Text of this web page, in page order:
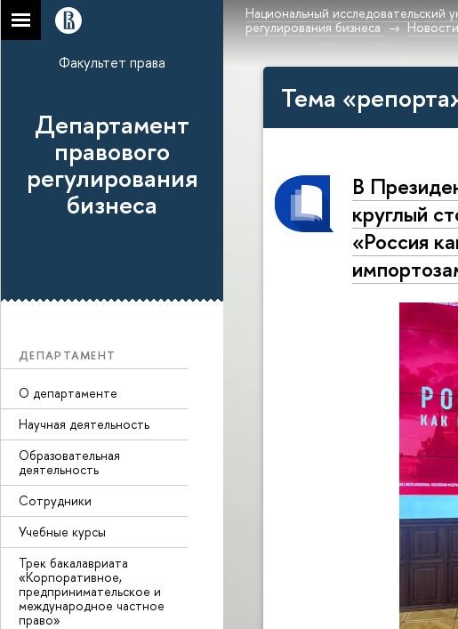
Национальный исследовательский
регулирования бизнеса
Факультет права
Департамент
правового
регулирования
бизнеса
ДЕПАРТАМЕНТ
О департаменте
Научная деятельность
Образовательная
деятельность
Сотрудники
Учебные курсы
Трек бакалавриата
«Корпоративное,
предпринимательское и
международное частное
право»
Тема
В
круглый
«Россия